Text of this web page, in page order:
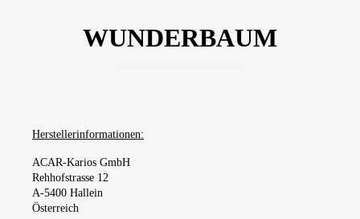
WUNDERBAUM
Herstellerinformationen:
ACAR-Karios GmbH
Rehhofstrasse 12
A-5400 Hallein
Österreich